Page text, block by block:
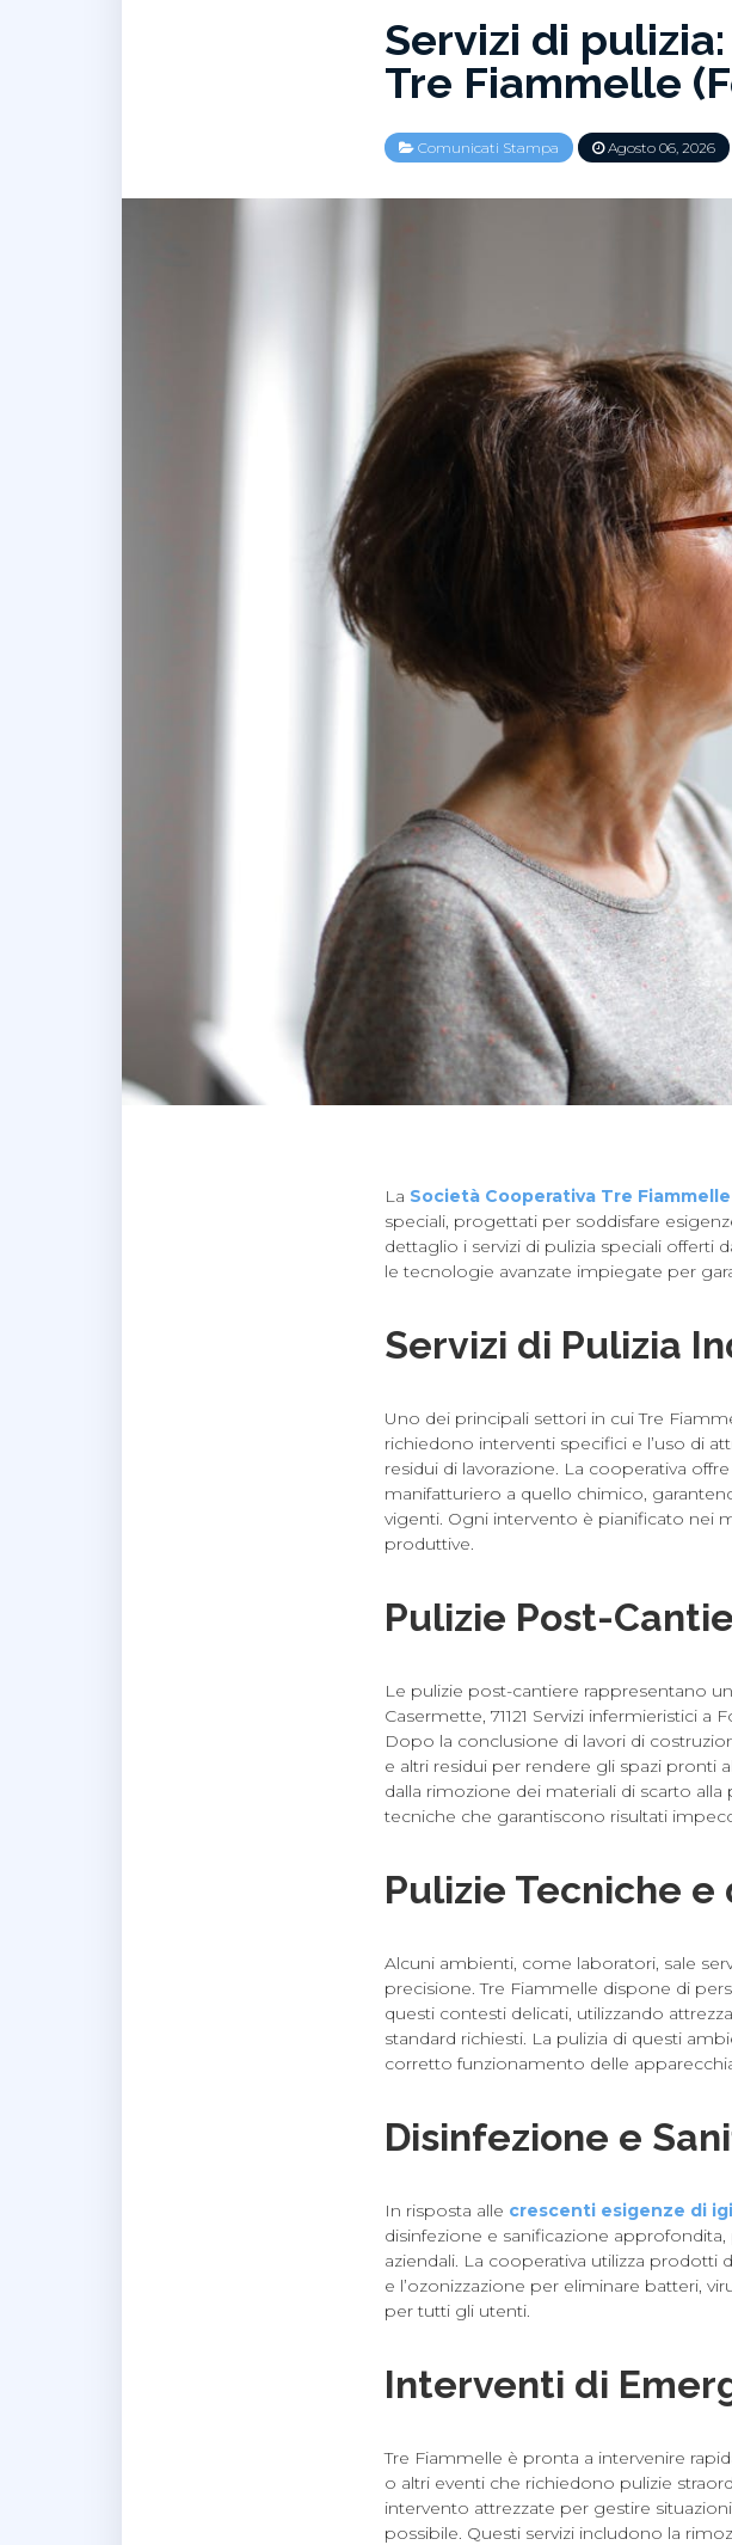
Servizi di
Tre Fiammelle
Comunicati Stampa Agosto 06, 2026
La Società Cooperativa Tre Fiammelle
speciali, progettati per soddisfare
dettaglio i servizi di pulizia speciali offerti
le tecnologie avanzate impiegate per
Servizi di Pulizia
Uno dei principali settori in cui Tre
richiedono interventi specifici e l’uso di
residui di lavorazione. La cooperativa
manifatturiero a quello chimico,
vigenti. Ogni intervento è pianificato nei
produttive.
Pulizie Post-
Le pulizie post-cantiere rappresentano
Casermette, 71121 Servizi infermieristici a
Dopo la conclusione di lavori di
e altri residui per rendere gli spazi pronti
dalla rimozione dei materiali di scarto
tecniche che garantiscono risultati
Pulizie Tecniche e
Alcuni ambienti, come laboratori, sale
precisione. Tre Fiammelle dispone di
questi contesti delicati, utilizzando
standard richiesti. La pulizia di questi
corretto funzionamento delle
Disinfezione e
In risposta alle crescenti esigenze di
disinfezione e sanificazione
aziendali. La cooperativa utilizza
e l’ozonizzazione per eliminare batteri,
per tutti gli utenti.
Interventi di
Tre Fiammelle è pronta a intervenire
o altri eventi che richiedono pulizie
intervento attrezzate per gestire
possibile. Questi servizi includono la